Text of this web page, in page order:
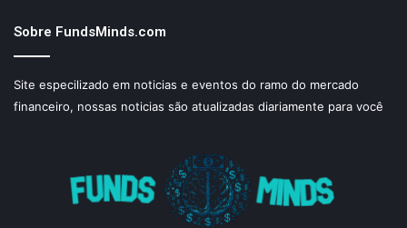
Sobre FundsMinds.com
Site especilizado em noticias e eventos do ramo do mercado
financeiro, nossas noticias são atualizadas diariamente para você